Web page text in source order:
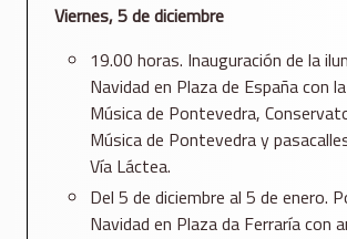
Viernes, 5 de diciembre
19.00 horas. Inauguración de la
Navidad en Plaza de España con
Música de Pontevedra,
Música de Pontevedra y
Vía Láctea.
Del 5 de diciembre al 5 de enero.
Navidad en Plaza da Ferraría con